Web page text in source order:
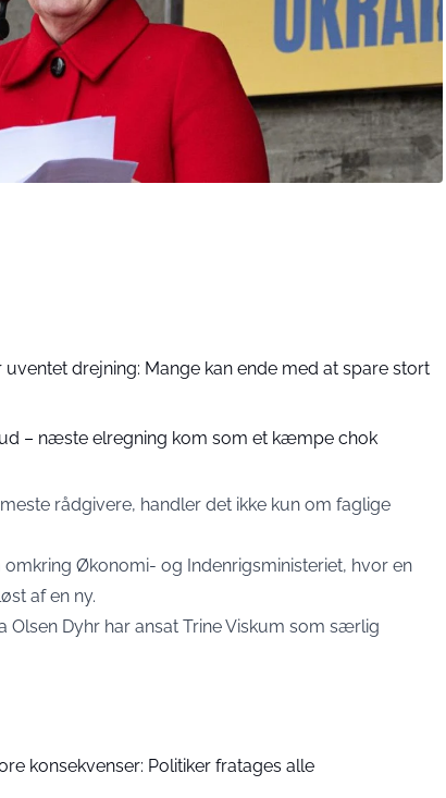
uventet drejning: Mange kan ende med at spare stort
– næste elregning kom som et kæmpe chok
rådgivere, handler det ikke kun om faglige
Økonomi- og Indenrigsministeriet, hvor en
af en ny.
Dyhr har ansat Trine Viskum som særlig
konsekvenser: Politiker fratages alle